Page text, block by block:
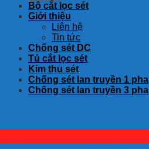
Bộ cắt lọc sét
Giới thiệu
Liên hệ
Tin tức
Chống sét DC
Tủ cắt lọc sét
Kim thu sét
Chống sét lan truyền 1 pha
Chống sét lan truyền 3 pha